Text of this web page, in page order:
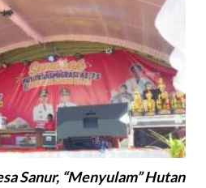
Sanur, “Menyulam” Hutan